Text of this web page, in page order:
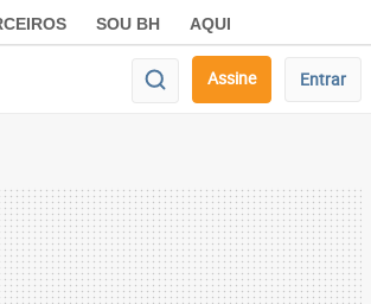
SOU BH AQUI
Assine Entrar